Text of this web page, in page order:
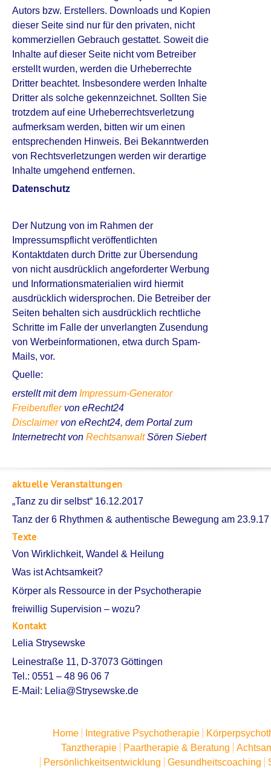
Autors bzw. Erstellers. Downloads und Kopien
dieser Seite sind nur für den privaten, nicht
kommerziellen Gebrauch gestattet. Soweit die
Inhalte auf dieser Seite nicht vom Betreiber
erstellt wurden, werden die Urheberrechte
Dritter beachtet. Insbesondere werden Inhalte
Dritter als solche gekennzeichnet. Sollten Sie
trotzdem auf eine Urheberrechtsverletzung
aufmerksam werden, bitten wir um einen
entsprechenden Hinweis. Bei Bekanntwerden
von Rechtsverletzungen werden wir derartige
Inhalte umgehend entfernen.
Datenschutz
Der Nutzung von im Rahmen der
Impressumspflicht veröffentlichten
Kontaktdaten durch Dritte zur Übersendung
von nicht ausdrücklich angeforderter Werbung
und Informationsmaterialien wird hiermit
ausdrücklich widersprochen. Die Betreiber der
Seiten behalten sich ausdrücklich rechtliche
Schritte im Falle der unverlangten Zusendung
von Werbeinformationen, etwa durch Spam-
Mails, vor.
Quelle:
erstellt mit dem Impressum-Generator
Freiberuflervon eRecht24
Disclaimervon eRecht24, dem Portal zum
Internetrecht von RechtsanwaltSören Siebert
aktuelle Veranstaltungen
„Tanz zu dir selbst“ 16.12.2017
Tanz der 6 Rhythmen & authentische Bewegung am 23.9.17
Texte
Von Wirklichkeit, Wandel & Heilung
Was ist Achtsamkeit?
Körper als Ressource in der Psychotherapie
freiwillig Supervision – wozu?
Kontakt
Lelia Strysewske
Leinestraße 11, D-37073 Göttingen
Tel.: 0551 – 48 96 06 7
E-Mail: Lelia@Strysewske.de
Home Integrative Psychotherapie
Tanztherapie
Paartherapie & Beratung
Persönlichkeitsentwicklung
Gesundheitscoaching